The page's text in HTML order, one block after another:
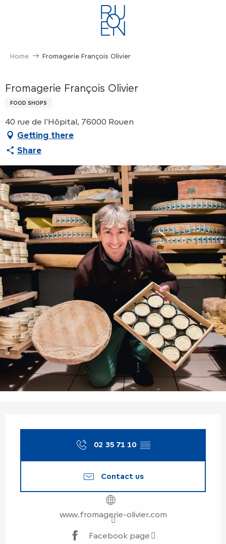
Home Fromagerie François Olivier
Fromagerie François Olivier
FOOD SHOPS
40 rue de l'Hôpital, 76000 Rouen
Getting there
Share
02 35 71 10 ▒▒
Contact us
www.fromagerie-olivier.com
Facebook page